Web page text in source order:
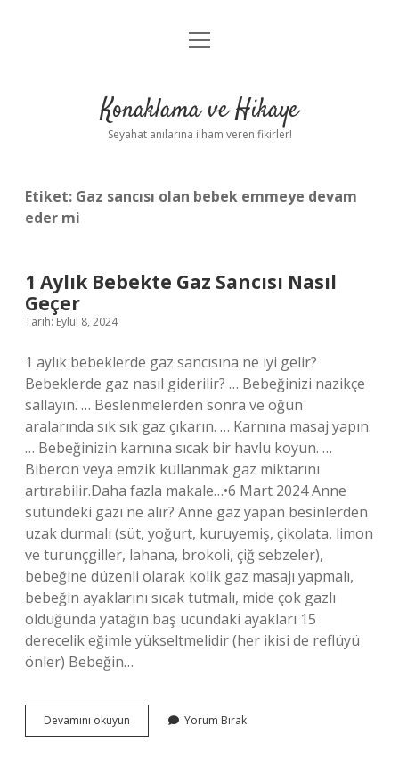
Anasayfa
Yasal Uyarı
menüyü
Konaklama ve Hikaye
Seyahat anılarına ilham veren fikirler!
Etiket: Gaz sancısı olan bebek emmeye devam
eder mi
1 Aylık Bebekte Gaz Sancısı Nasıl
Geçer
Tarih: Eylül 8, 2024
1 aylık bebeklerde gaz sancısına ne iyi gelir?
Bebeklerde gaz nasıl giderilir? … Bebeğinizi nazikçe
sallayın. … Beslenmelerden sonra ve öğün
aralarında sık sık gaz çıkarın. … Karnına masaj yapın.
… Bebeğinizin karnına sıcak bir havlu koyun. …
Biberon veya emzik kullanmak gaz miktarını
artırabilir.Daha fazla makale…•6 Mart 2024 Anne
sütündeki gazı ne alır? Anne gaz yapan besinlerden
uzak durmalı (süt, yoğurt, kuruyemiş, çikolata, limon
ve turunçgiller, lahana, brokoli, çiğ sebzeler),
bebeğine düzenli olarak kolik gaz masajı yapmalı,
bebeğin ayaklarını sıcak tutmalı, mide çok gazlı
olduğunda yatağın baş ucundaki ayakları 15
derecelik eğimle yükseltmelidir (her ikisi de reflüyü
önler) Bebeğin…
Devamını okuyun
Aylık
Yorum Bırak